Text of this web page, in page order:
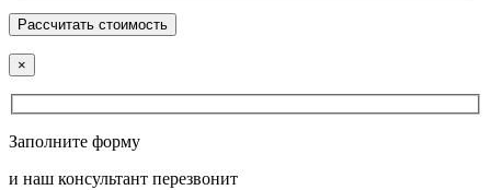
×
Заполните форму
и наш консультант перезвонит